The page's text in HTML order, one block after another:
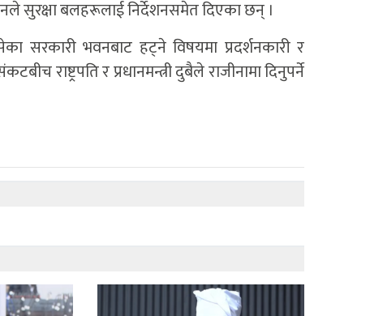
सुरक्षा बलहरूलाई निर्देशनसमेत दिएका छन् ।
सरकारी भवनबाट हट्ने विषयमा प्रदर्शनकारी र
राष्ट्रपति र प्रधानमन्त्री दुबैले राजीनामा दिनुपर्ने